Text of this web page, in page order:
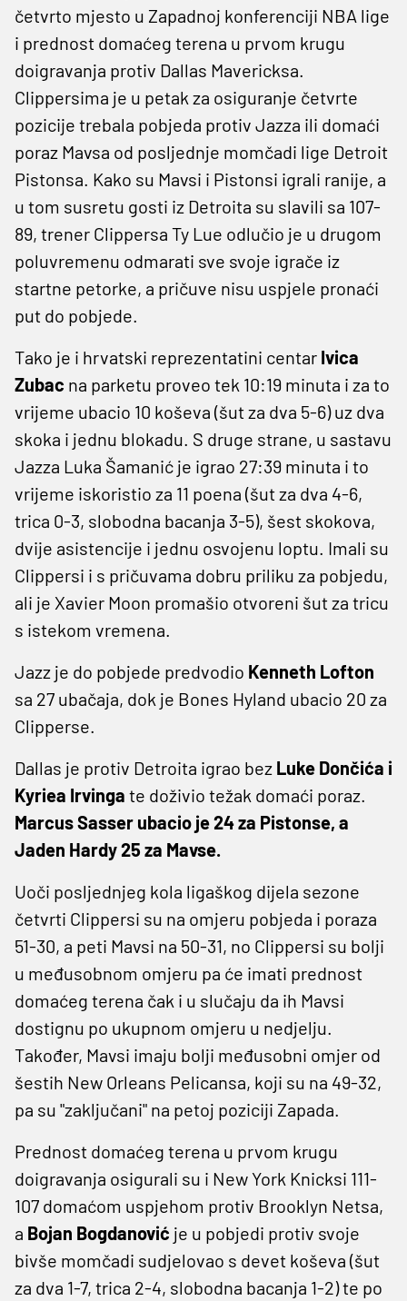
četvrto mjesto u Zapadnoj konferenciji NBA lige
i prednost domaćeg terena u prvom krugu
doigravanja protiv Dallas Mavericksa.
Clippersima je u petak za osiguranje četvrte
pozicije trebala pobjeda protiv Jazza ili domaći
poraz Mavsa od posljednje momčadi lige Detroit
Pistonsa. Kako su Mavsi i Pistonsi igrali ranije, a
u tom susretu gosti iz Detroita su slavili sa 107-
89, trener Clippersa Ty Lue odlučio je u drugom
poluvremenu odmarati sve svoje igrače iz
startne petorke, a pričuve nisu uspjele pronaći
put do pobjede.
Tako je i hrvatski reprezentatini centar Ivica
Zubac na parketu proveo tek 10:19 minuta i za to
vrijeme ubacio 10 koševa (šut za dva 5-6) uz dva
skoka i jednu blokadu. S druge strane, u sastavu
Jazza Luka Šamanić je igrao 27:39 minuta i to
vrijeme iskoristio za 11 poena (šut za dva 4-6,
trica 0-3, slobodna bacanja 3-5), šest skokova,
dvije asistencije i jednu osvojenu loptu. Imali su
Clippersi i s pričuvama dobru priliku za pobjedu,
ali je Xavier Moon promašio otvoreni šut za tricu
s istekom vremena.
Jazz je do pobjede predvodio Kenneth Lofton
sa 27 ubačaja, dok je Bones Hyland ubacio 20 za
Clipperse.
Dallas je protiv Detroita igrao bez Luke Dončića i
Kyriea Irvinga te doživio težak domaći poraz.
Marcus Sasser ubacio je 24 za Pistonse, a
Jaden Hardy 25 za Mavse.
Uoči posljednjeg kola ligaškog dijela sezone
četvrti Clippersi su na omjeru pobjeda i poraza
51-30, a peti Mavsi na 50-31, no Clippersi su bolji
u međusobnom omjeru pa će imati prednost
domaćeg terena čak i u slučaju da ih Mavsi
dostignu po ukupnom omjeru u nedjelju.
Također, Mavsi imaju bolji međusobni omjer od
šestih New Orleans Pelicansa, koji su na 49-32,
pa su "zaključani" na petoj poziciji Zapada.
Prednost domaćeg terena u prvom krugu
doigravanja osigurali su i New York Knicksi 111-
107 domaćom uspjehom protiv Brooklyn Netsa,
a Bojan Bogdanović je u pobjedi protiv svoje
bivše momčadi sudjelovao s devet koševa (šut
za dva 1-7, trica 2-4, slobodna bacanja 1-2) te po